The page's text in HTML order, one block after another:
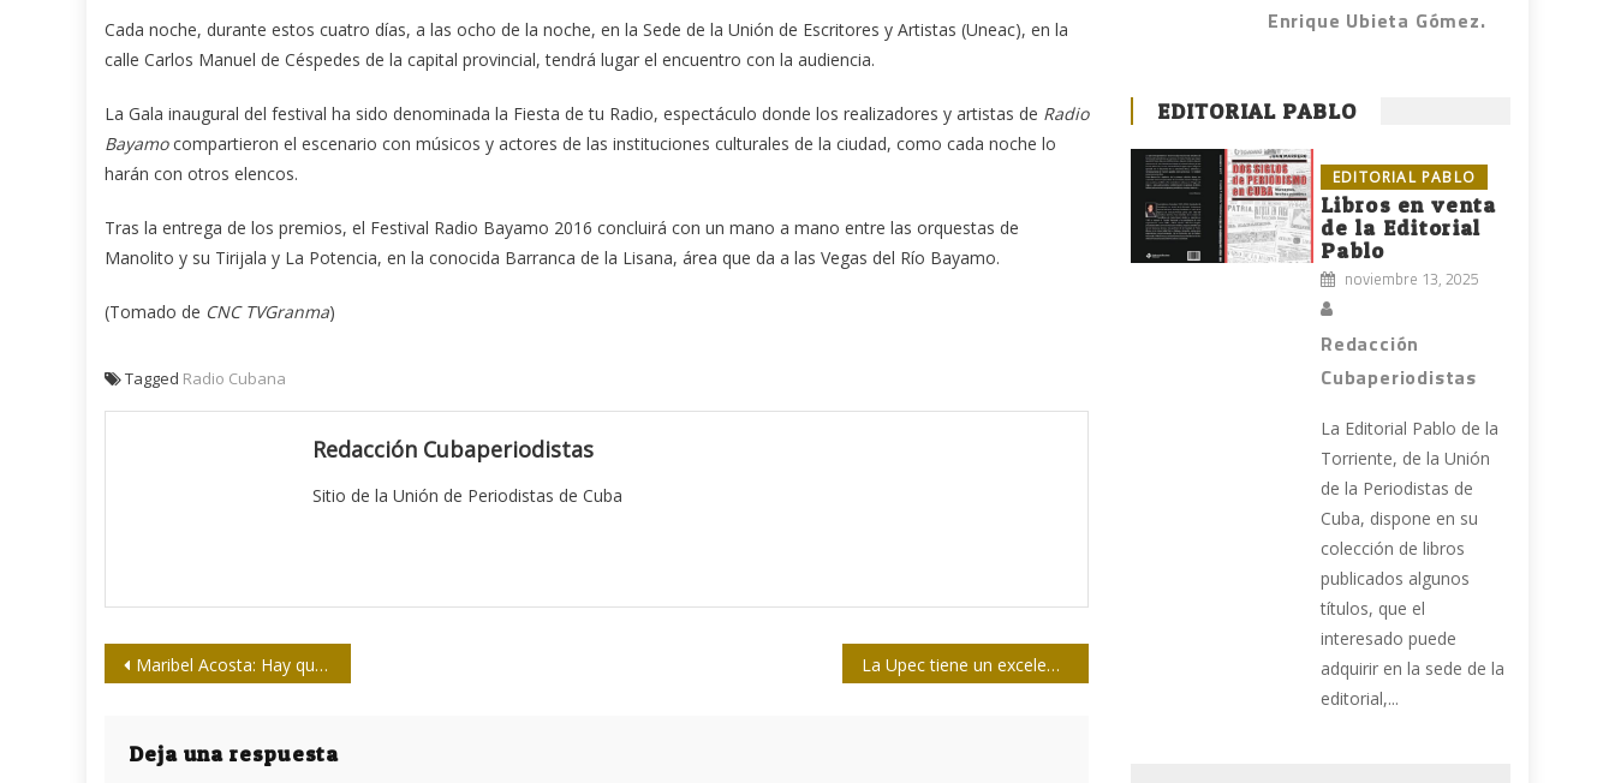
Cada noche, durante estos cuatro días, a las ocho de la noche, en la Sede de la Unión de Escritores y Artistas (Uneac), en la
calle Carlos Manuel de Céspedes de la capital provincial, tendrá lugar el encuentro con la audiencia.
La Gala inaugural del festival ha sido denominada la Fiesta de tu Radio, espectáculo donde los realizadores y artistas de Radio
Bayamocompartieron el escenario con músicos y actores de las instituciones culturales de la ciudad, como cada noche lo
harán con otros elencos.
Tras la entrega de los premios, el Festival Radio Bayamo 2016 concluirá con un mano a mano entre las orquestas de
Manolito y su Tirijala y La Potencia, en la conocida Barranca de la Lisana, área que da a las Vegas del Río Bayamo.
(Tomado de CNC TVGranma)
Tagged Radio Cubana
Redacción Cubaperiodistas
Sitio de la Unión de Periodistas de Cuba
Navegación
entradas
Maribel Acosta: Hay que formar a periodistas, amando el periodismo La Upec tiene un excelente Código de Ética, objetivo y justo
Deja una respuesta
Enrique Ubieta Gómez.
EDITORIAL PABLO
EDITORIAL PABLO
Libros en venta
de la Editorial
Pablo
noviembre 13, 2025
Redacción
Cubaperiodistas
La Editorial Pablo de la
Torriente, de la Unión
de la Periodistas de
Cuba, dispone en su
colección de libros
publicados algunos
títulos, que el
interesado puede
adquirir en la sede de la
editorial,...